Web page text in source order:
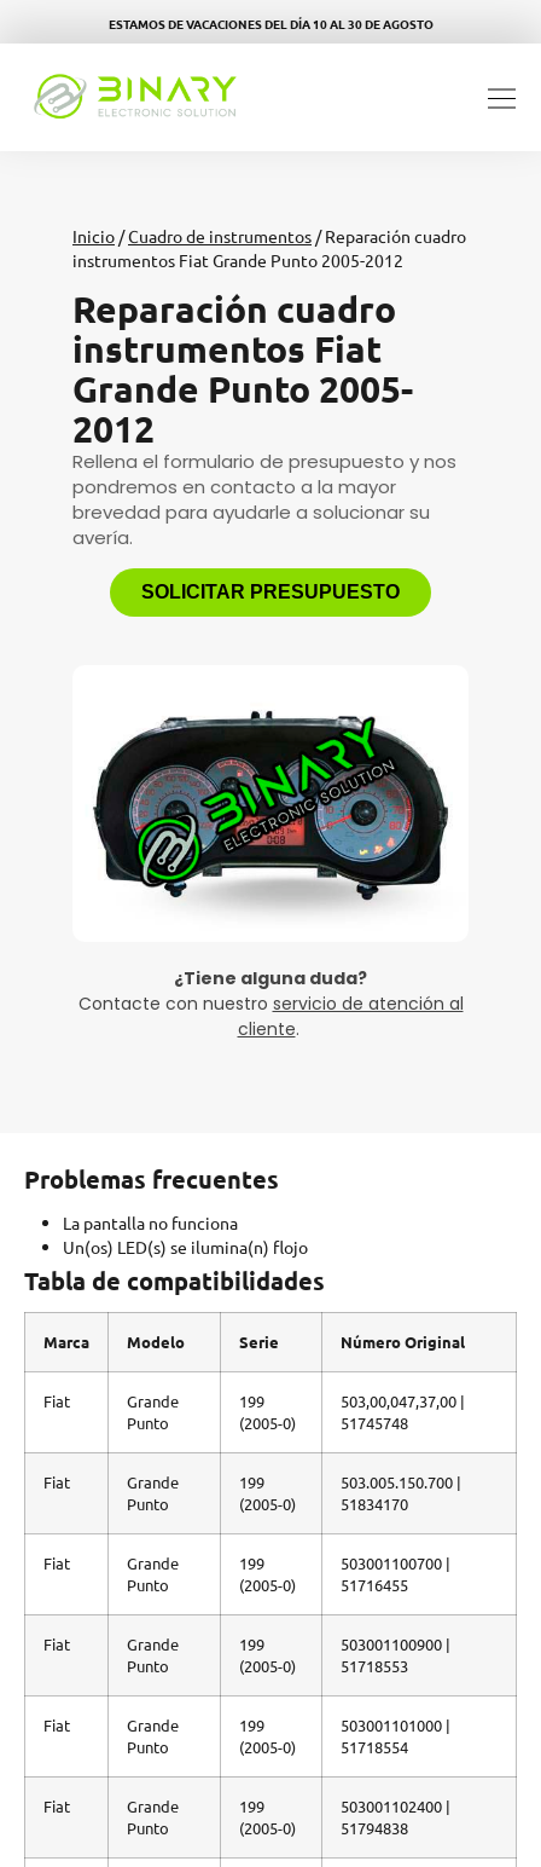
ESTAMOS DE VACACIONES DEL DÍA 10 AL 30 DE AGOSTO
Inicio /Cuadro de instrumentos / Reparación cuadro
instrumentos Fiat Grande Punto 2005-2012
Reparación cuadro
instrumentos Fiat
Grande Punto 2005-
2012
Rellena el formulario de presupuesto y nos
pondremos en contacto a la mayor
brevedad para ayudarle a solucionar su
avería.
SOLICITAR PRESUPUESTO
¿Tiene alguna duda?
Contacte con nuestro servicio de atención al
cliente.
Problemas frecuentes
La pantalla no funciona
Un(os) LED(s) se ilumina(n) flojo
Tabla de compatibilidades
Marca Modelo Serie Número Original
Fiat
Grande
Punto
199
(2005-0)
503,00,047,37,00 |
51745748
Fiat
Grande
Punto
199
(2005-0)
503.005.150.700 |
51834170
Fiat
Grande
Punto
199
(2005-0)
503001100700 |
51716455
Fiat
Grande
Punto
199
(2005-0)
503001100900 |
51718553
Fiat
Grande
Punto
199
(2005-0)
503001101000 |
51718554
Fiat
Grande
Punto
199
(2005-0)
503001102400 |
51794838